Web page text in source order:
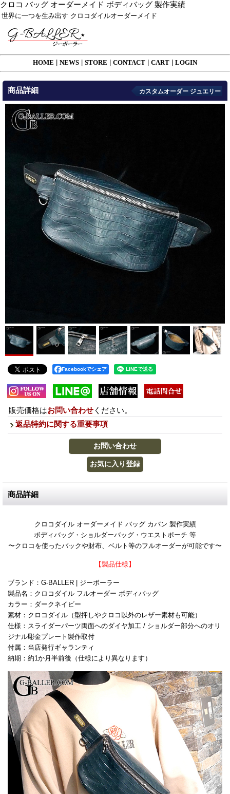
クロコ バッグ オーダーメイド ボディバッグ 製作実績
世界に一つを生み出す クロコダイルオーダーメイド
HOME NEWS STORE CONTACT CART LOGIN
商品詳細 カスタムオーダー ジュエリー
Facebookでシェア
販売価格はお問い合わせ ください。
返品特約に関する重要事項
商品詳細
クロコダイル オーダーメイド バッグ カバン 製作実績
ボディバッグ・ショルダーバッグ・ウエストポーチ 等
〜クロコを使ったバックや財布、ベルト等のフルオーダーが可能です〜
【製品仕様】
ブランド：G-BALLER | ジーボーラー
製品名：クロコダイル フルオーダー ボディバッグ
カラー：ダークネイビー
素材：クロコダイル（型押しやクロコ以外のレザー素材も可能）
仕様：スライダーパーツ両面へのダイヤ加工 / ショルダー部分へのオリ
ジナル彫金プレート製作取付
付属：当店発行ギャランティ
納期：約1か月半前後（仕様により異なります）